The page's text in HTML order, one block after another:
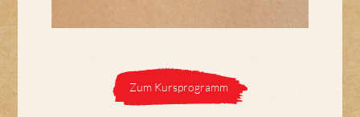
Zum Kursprogramm